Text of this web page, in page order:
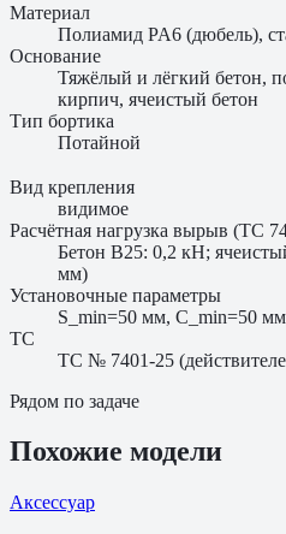
Материал
Полиамид PA6 (дюбель),
Основание
Тяжёлый и лёгкий бетон,
кирпич, ячеистый бетон
Тип бортика
Потайной
Вид крепления
видимое
Расчётная нагрузка вырыв (ТС
Бетон B25: 0,2 кН;
мм)
Установочные параметры
S_min=50 мм, C_min=50
ТС
ТС № 7401-25
Рядом по задаче
Похожие модели
Аксессуар